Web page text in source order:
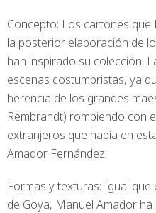
Concepto: Los cartones
la posterior elaboración de
han inspirado su colección.
escenas costumbristas, ya
herencia de los grandes
Rembrandt) rompiendo con
extranjeros que había en
Amador Fernández.
Formas y texturas: Igual
de Goya, Manuel Amador